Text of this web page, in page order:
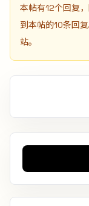
本帖有12个回复
到本帖的10条回
站。